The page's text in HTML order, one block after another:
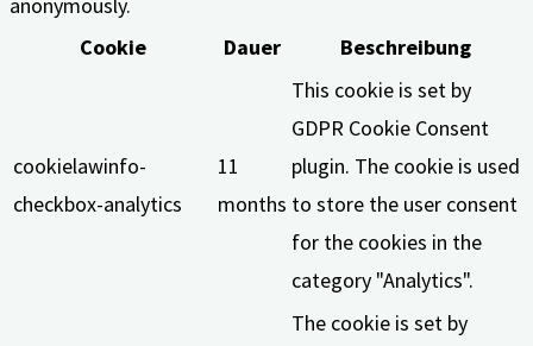
anonymously.
Cookie
Dauer Beschreibung
cookielawinfo-
checkbox-analytics
11
months
This cookie is set by
GDPR Cookie Consent
plugin. The cookie is used
to store the user consent
for the cookies in the
category "Analytics".
The cookie is set by